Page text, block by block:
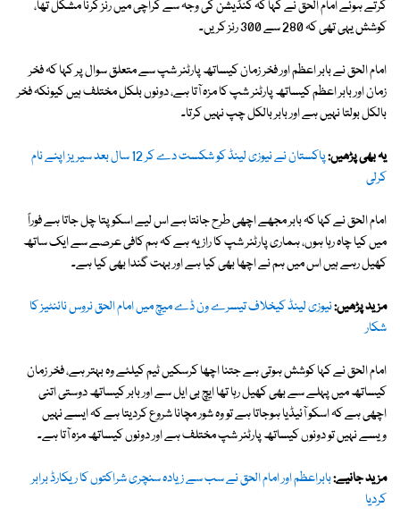
کرتے ہوئے امام الحق نے کہا کہ کنڈیشن کی وجہ سے کراچی میں رنز کرنا مشکل تھا،
کوشش یہی تھی کہ 280 سے 300 رنز کریں۔
امام الحق نے بابر اعظم اور فخر زمان کیساتھ پارٹنر شپ سے متعلق سوال پر کہا کہ فخر
زمان اور بابر اعظم کیساتھ پارٹنر شپ کا مزہ آتا ہے، دونوں بلکل مختلف ہیں کیونکہ فخر
بالکل بولتا نہیں ہے اور بابر بالکل چپ نہیں کرتا۔
یہ بھی پڑھیں:
پاکستان نے نیوزی لینڈ کو شکست دے کر 12 سال بعد سیریز اپنے نام
کرلی
امام الحق نے کہا کہ بابر مجھے اچھی طرح جانتا ہے اس لیے اسکو پتا چل جاتا ہے فوراً
میں کیا چاہ رہا ہوں، ہماری پارٹنر شپ کا راز یہ ہے کہ ہم کافی عرصے سے ایک ساتھ
کھیل رہے ہیں اس میں ہم نے اچھا بھی کیا ہے اور بہت گندا بھی کیا ہے۔
مزید پڑھیں:نیوزی لینڈ کیخلاف تیسرے ون ڈے میچ میں امام الحق نروس نائنٹیز کا
شکار
امام الحق نے کہا کوشش ہوتی ہے جتنا اچھا کرسکیں ٹیم کیلئے وہ بہتر ہے، فخر زمان
کیساتھ میں پہلے سے بھی کھیل رہا تھا ایچ بی ایل سے اور بابر کیساتھ دوستی اتنی
اچھی ہے کہ اسکو آئیڈیا ہوجاتا ہے تو وہ شور مچانا شروع کردیتا ہے کہ ایسے نہیں
ویسے نہیں تو دونوں کیساتھ پارٹنر شپ مختلف ہے اور دونوں کیساتھ مزہ آتا ہے۔
مزید جانیے:بابراعظم اور امام الحق نے سب سے زیادہ سنچری شراکتوں کا ریکارڈ برابر
کردیا